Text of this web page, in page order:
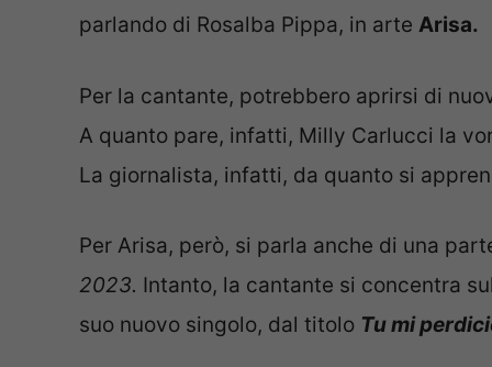
parlando di Rosalba Pippa, in arte Arisa.
Per la cantante, potrebbero aprirsi di
A quanto pare, infatti, Milly Carlucci la
La giornalista, infatti, da quanto si
Per Arisa, però, si parla anche di una
2023. Intanto, la cantante si concentra
suo nuovo singolo, dal titolo Tu mi